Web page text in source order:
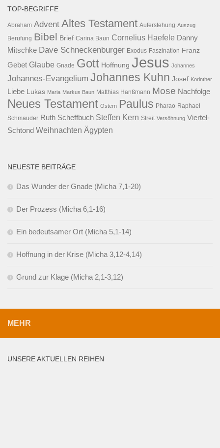
TOP-BEGRIFFE
Abraham Advent Altes Testament Auferstehung Auszug
Berufung Bibel Brief Carina Baun Cornelius Haefele Danny
Mitschke Dave Schneckenburger Exodus Faszination Franz
Gebet Glaube Gnade Gott Hoffnung Jesus Johannes
Johannes-Evangelium Johannes Kuhn Josef Korinther
Liebe Lukas Maria Markus Baun Matthias Hanßmann Mose Nachfolge
Neues Testament Ostern Paulus Pharao Raphael
Schmauder Ruth Scheffbuch Steffen Kern Streit Versöhnung Viertel-
Schtond Weihnachten Ägypten
NEUESTE BEITRÄGE
Das Wunder der Gnade (Micha 7,1-20)
Der Prozess (Micha 6,1-16)
Ein bedeutsamer Ort (Micha 5,1-14)
Hoffnung in der Krise (Micha 3,12-4,14)
Grund zur Klage (Micha 2,1-3,12)
MEHR
UNSERE AKTUELLEN REIHEN